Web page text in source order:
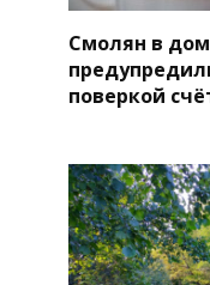
Смолян в
поверкой